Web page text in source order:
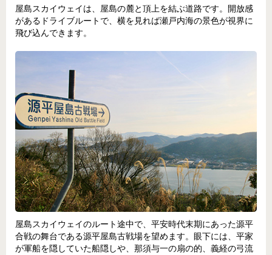
屋島スカイウェイは、屋島の麓と頂上を結ぶ道路です。開放感
があるドライブルートで、横を見れば瀬戸内海の景色が視界に
飛び込んできます。
屋島スカイウェイのルート途中で、平安時代末期にあった源平
合戦の舞台である源平屋島古戦場を望めます。眼下には、平家
が軍船を隠していた船隠しや、那須与一の扇の的、義経の弓流